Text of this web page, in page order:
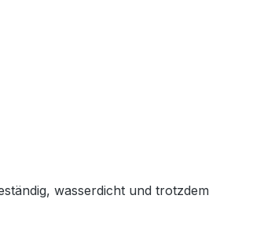
wasserdicht und trotzdem